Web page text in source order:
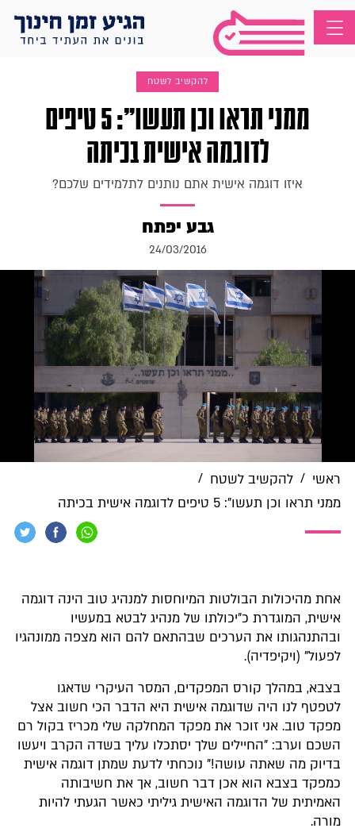
להקשיב לשטח
ממני תראו וכן תעשו": 5 טיפים
לדוגמה אישית בכיתה
איזו דוגמה אישית אתם נותנים לתלמידים שלכם?
גבע יפתח
24/03/2016
ראשי / להקשיב לשטח /
ממני תראו וכן תעשו": 5 טיפים לדוגמה אישית בכיתה
אחת מהיכולות הבולטות המיוחסות למנהיג טוב הינה דוגמה
אישית, המוגדרת כ"יכולתו של מנהיג לבטא במעשיו
ובהתנהגותו את הערכים שבהתאם להם הוא מצפה ממונהגיו
לפעול" (ויקיפדיה).
בצבא, במהלך קורס המפקדים, המסר העיקרי שדאגו
לטפטף לנו היה שדוגמה אישית היא הדבר הכי חשוב אצל
מפקד טוב. אני זוכר את מפקד המחלקה שלי מכריז בקול רם
השכם וערב: "החיילים שלך יסתכלו עליך בשדה הקרב ויעשו
בדיוק מה שאתה עושה!" נוכחתי לדעת שמתן דוגמה אישית
כמפקד בצבא הוא אכן דבר חשוב, אך את חשיבותה
האמיתית של הדוגמה האישית גיליתי כאשר הגעתי להיות
מורה.